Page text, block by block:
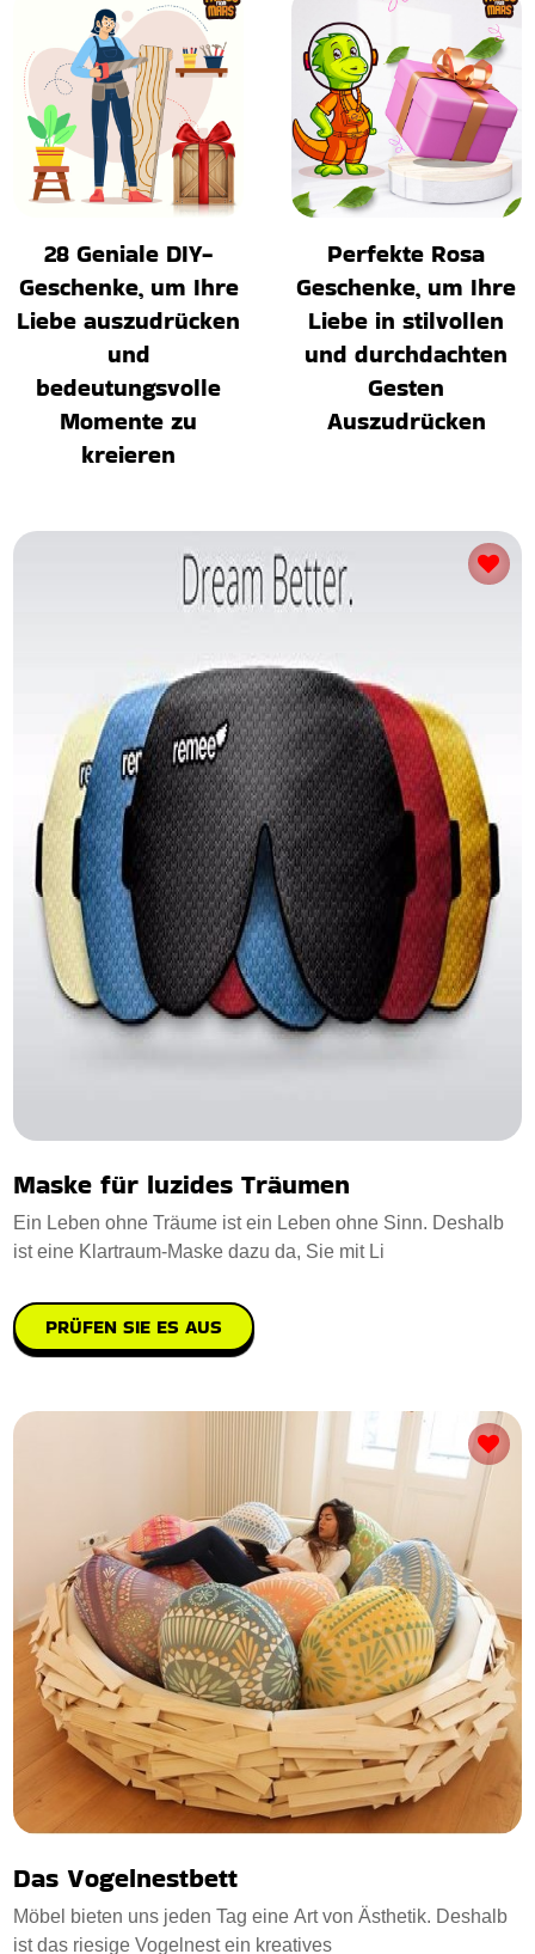
28 Geniale DIY-
Geschenke, um Ihre
Liebe auszudrücken
und
bedeutungsvolle
Momente zu
kreieren
Perfekte Rosa
Geschenke, um Ihre
Liebe in stilvollen
und durchdachten
Gesten
Auszudrücken
Maske für luzides Träumen
Ein Leben ohne Träume ist ein Leben ohne Sinn. Deshalb
ist eine Klartraum-Maske dazu da, Sie mit Li
PRÜFEN SIE ES AUS
Das Vogelnestbett
Möbel bieten uns jeden Tag eine Art von Ästhetik. Deshalb
ist das riesige Vogelnest ein kreatives